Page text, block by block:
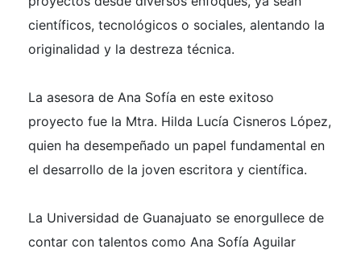
científicos, tecnológicos o sociales, alentando la
originalidad y la destreza técnica.
La asesora de Ana Sofía en este exitoso
proyecto fue la Mtra. Hilda Lucía Cisneros López,
quien ha desempeñado un papel fundamental en
el desarrollo de la joven escritora y científica.
La Universidad de Guanajuato se enorgullece de
contar con talentos como Ana Sofía Aguilar